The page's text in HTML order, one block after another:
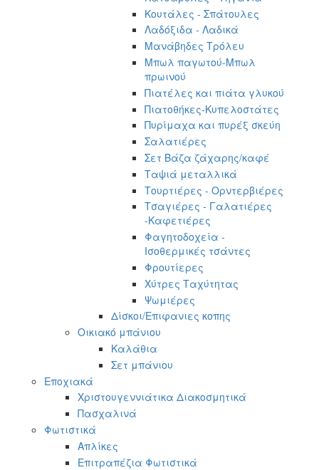
Κουτάλες - Σπάτουλες
Λαδόξιδα - Λαδικά
Μανάβηδες Τρόλευ
Μπωλ παγωτού-Μπωλ
πρωινού
Πιατέλες και πιάτα γλυκού
Πιατοθήκες-Κυπελοστάτες
Πυρίμαχα και πυρέξ σκεύη
Σαλατιέρες
Σετ Βάζα ζάχαρης/καφέ
Ταψιά μεταλλικά
Τουρτιέρες - Ορντερβιέρες
Τσαγιέρες - Γαλατιέρες
-Καφετιέρες
Φαγητοδοχεία -
Ισοθερμικές τσάντες
Φρουτίερες
Χύτρες Ταχύτητας
Ψωμιέρες
Δίσκοι/Επιφανιες κοπης
Οικιακό μπάνιου
Καλάθια
Σετ μπάνιου
Εποχιακά
Χριστουγεννιάτικα Διακοσμητικά
Πασχαλινά
Φωτιστικά
Απλίκες
Επιτραπέζια Φωτιστικά